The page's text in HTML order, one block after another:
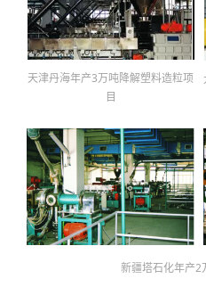
天津丹海年产3万吨降解塑料造粒项
目
新疆塔石化年产2